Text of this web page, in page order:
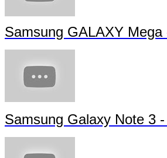
Samsung GALAXY Mega
Samsung Galaxy Note 3